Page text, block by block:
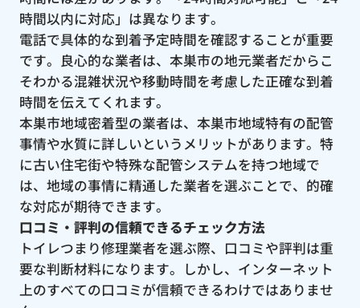
時間以内に対応」は異なります。
電話で具体的な到着予定時間を確認することが重要
です。良心的な業者は、本巣市の地元業者だからこ
そわかる混雑状況や移動時間を考慮した正確な到着
時間を伝えてくれます。
本巣市地域密着型の業者は、本巣市地域特有の配管
事情や水質に詳しいというメリットがあります。特
に古い住宅街や特殊な配管システムを持つ地域で
は、地域の事情に精通した業者を選ぶことで、的確
な対応が期待できます。
口コミ・評判の信頼できるチェック方法
トイレつまり修理業者を選ぶ際、口コミや評判は重
要な判断材料になります。しかし、インターネット
上のすべての口コミが信頼できるわけではありませ